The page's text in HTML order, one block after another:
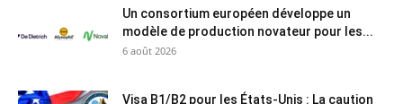
Un consortium européen développe un
modèle de production novateur pour les...
6 août 2026
Visa B1/B2 pour les États-Unis : La caution